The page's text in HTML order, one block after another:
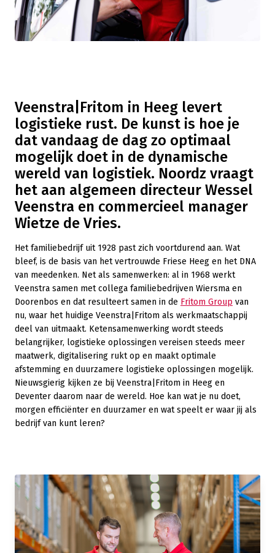
Veenstra|Fritom in Heeg levert
logistieke rust. De kunst is hoe je
dat vandaag de dag zo optimaal
mogelijk doet in de dynamische
wereld van logistiek. Noordz vraagt
het aan algemeen directeur Wessel
Veenstra en commercieel manager
Wietze de Vries.
Het familiebedrijf uit 1928 past zich voortdurend aan. Wat
bleef, is de basis van het vertrouwde Friese Heeg en het DNA
van meedenken. Net als samenwerken: al in 1968 werkt
Veenstra samen met collega familiebedrijven Wiersma en
Doorenbos en dat resulteert samen in de Fritom Group van
nu, waar het huidige Veenstra|Fritom als werkmaatschappij
deel van uitmaakt. Ketensamenwerking wordt steeds
belangrijker, logistieke oplossingen vereisen steeds meer
maatwerk, digitalisering rukt op en maakt optimale
afstemming en duurzamere logistieke oplossingen mogelijk.
Nieuwsgierig kijken ze bij Veenstra|Fritom in Heeg en
Deventer daarom naar de wereld. Hoe kan wat je nu doet,
morgen efficiënter en duurzamer en wat speelt er waar jij als
bedrijf van kunt leren?